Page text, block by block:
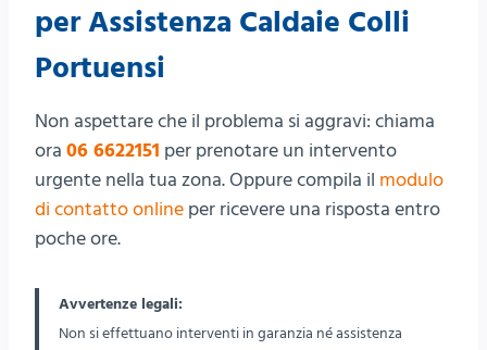
per Assistenza Caldaie Colli
Portuensi
Non aspettare che il problema si aggravi: chiama
ora 06 6622151 per prenotare un intervento
urgente nella tua zona. Oppure compila il modulo
di contatto online per ricevere una risposta entro
poche ore.
Avvertenze legali:
Non si effettuano interventi in garanzia né assistenza